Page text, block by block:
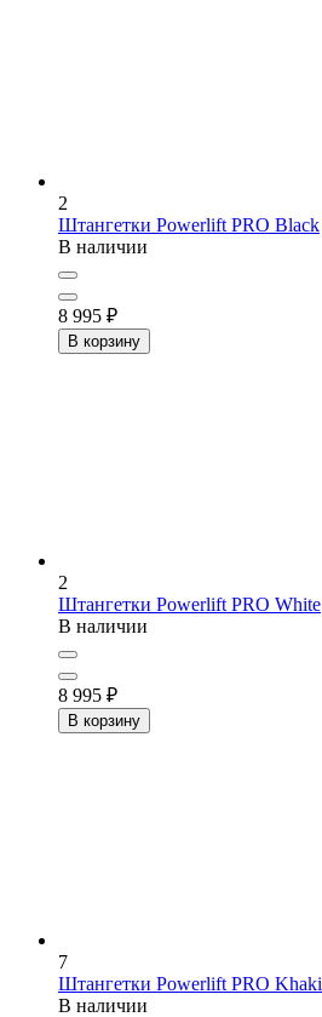
2
Штангетки Powerlift PRO Black
В наличии
8 995 ₽
В корзину
2
Штангетки Powerlift PRO White
В наличии
8 995 ₽
В корзину
7
Штангетки Powerlift PRO Khaki
В наличии